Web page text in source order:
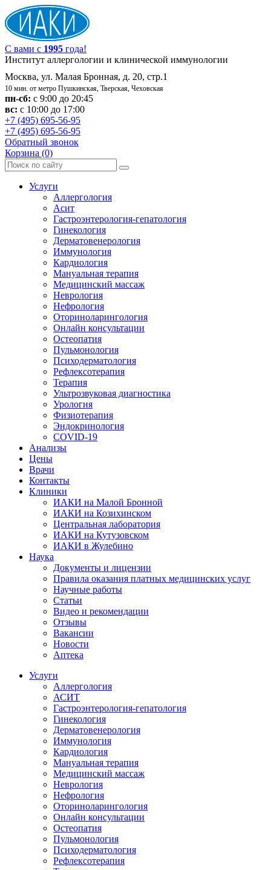
С вами с 1995 года!
Институт аллергологии и клинической иммунологии
Москва, ул. Малая Бронная, д. 20, стр.1
10 мин. от метро Пушкинская, Тверская, Чеховская
пн-сб: с 9:00 до 20:45
вс: с 10:00 до 17:00
+7 (495) 695-56-95
+7 (495) 695-56-95
Обратный звонок
Корзина (0)
Услуги
Аллергология
Асит
Гастроэнтерология-гепатология
Гинекология
Дерматовенерология
Иммунология
Кардиология
Мануальная терапия
Медицинский массаж
Неврология
Нефрология
Оториноларингология
Онлайн консультации
Остеопатия
Пульмонология
Психодерматология
Рефлексотерапия
Терапия
Ультрозвуковая диагностика
Урология
Физиотерапия
Эндокринология
COVID-19
Анализы
Цены
Врачи
Контакты
Клиники
ИАКИ на Малой Бронной
ИАКИ на Козихинском
Центральная лаборатория
ИАКИ на Кутузовском
ИАКИ в Жулебино
Наука
Документы и лицензии
Правила оказания платных медицинских услуг
Научные работы
Статьи
Видео и рекомендации
Отзывы
Вакансии
Новости
Аптека
Услуги
Аллергология
АСИТ
Гастроэнтерология-гепатология
Гинекология
Дерматовенерология
Иммунология
Кардиология
Мануальная терапия
Медицинский массаж
Неврология
Нефрология
Оториноларингология
Онлайн консультации
Остеопатия
Пульмонология
Психодерматология
Рефлексотерапия